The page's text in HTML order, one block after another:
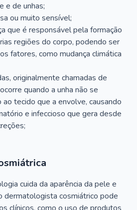
e de unhas;
ou muito sensível;
que é responsável pela formação
regiões do corpo, podendo ser
fatores, como mudança climática
originalmente chamadas de
quando a unha não se
tecido que a envolve, causando
e infeccioso que gera desde
cuida da aparência da pele e
dermatologista cosmiátrico pode